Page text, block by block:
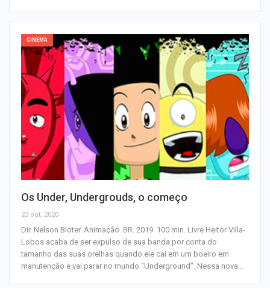
CINEMA
Os Under, Undergrouds, o começo
23 out, 2020
Dir. Nelson Bloter. Animação. BR. 2019. 100 min. Livre Heitor Villa-
Lobos acaba de ser expulso de sua banda por conta do
tamanho das suas orelhas quando ele cai em um boeiro em
manutenção e vai parar no mundo "Underground". Nessa nova…